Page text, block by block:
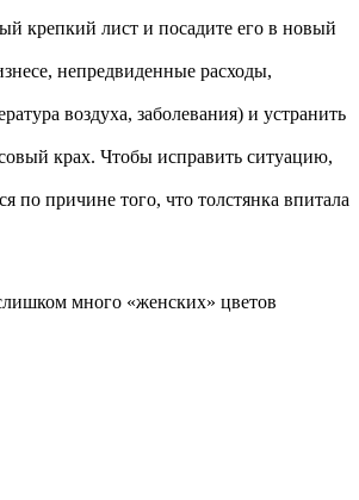
крепкий лист и посадите его в новый
непредвиденные расходы,
воздуха, заболевания) и устранить
крах. Чтобы исправить ситуацию,
по причине того, что толстянка впитала
много «женских» цветов